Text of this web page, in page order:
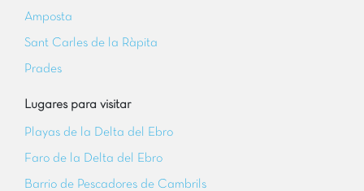
Amposta
Sant Carles de la Ràpita
Prades
Lugares para visitar
Playas de la Delta del Ebro
Faro de la Delta del Ebro
Barrio de Pescadores de Cambrils